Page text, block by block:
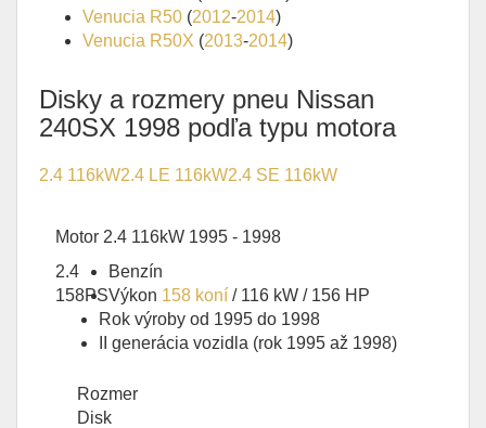
Venucia R50 (2012-2014)
Venucia R50X (2013-2014)
Disky a rozmery pneu Nissan
240SX 1998 podľa typu motora
2.4 116kW2.4 LE 116kW2.4 SE 116kW
Motor 2.4 116kW 1995 - 1998
2.4
158PS
Benzín
Výkon 158 koní / 116 kW / 156 HP
Rok výroby od 1995 do 1998
II generácia vozidla (rok 1995 až 1998)
Rozmer
Disk